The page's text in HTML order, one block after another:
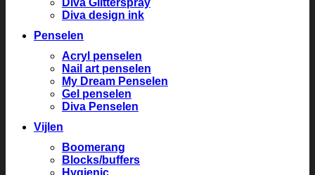
Diva Glitterspray
Diva design ink
Penselen
Acryl penselen
Nail art penselen
My Dream Penselen
Gel penselen
Diva Penselen
Vijlen
Boomerang
Blocks/buffers
Hygienic